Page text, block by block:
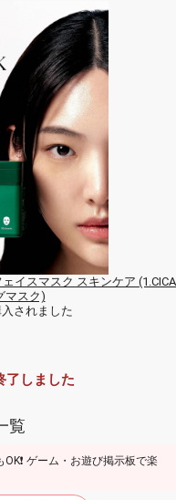
イスマスク スキンケア (1.CICA
マスク)
されました
了しました
覧
ゲーム・お遊び掲示板で楽